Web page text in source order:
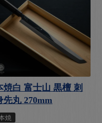
焼白 富士山 黒檀 刺
先丸 270mm
焼